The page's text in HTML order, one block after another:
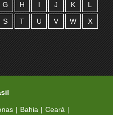
MISTER SALAD
MONTANA GRILL
MR PIZZA
MUNDO VERDE
G H I J K L
S T U V W X
Bahia Ceará